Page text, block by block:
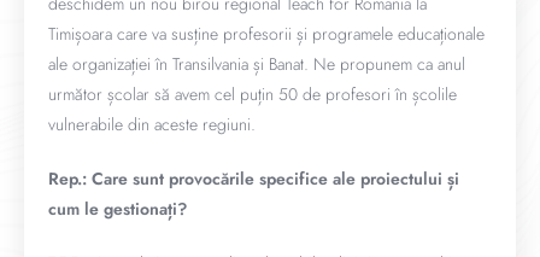
Timișoara care va susține profesorii și programele educaționale
ale organizației în Transilvania și Banat. Ne propunem ca anul
următor școlar să avem cel puțin 50 de profesori în școlile
vulnerabile din aceste regiuni.
Rep.: Care sunt provocările specifice ale proiectului și
cum le gestionați?